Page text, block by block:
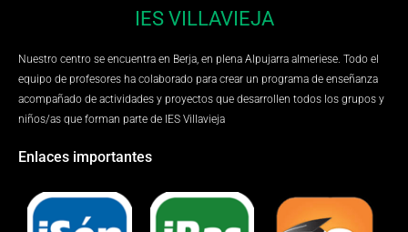
IES VILLAVIEJA
Nuestro centro se encuentra en Berja, en plena Alpujarra almeriese. Todo el
equipo de profesores ha colaborado para crear un programa de enseñanza
acompañado de actividades y proyectos que desarrollen todos los grupos y
niños/as que forman parte de IES Villavieja
Enlaces importantes